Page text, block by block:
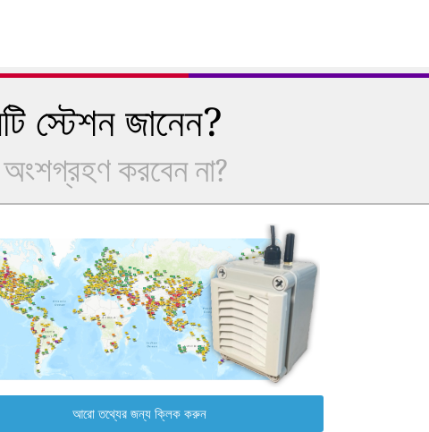
স্টেশন জানেন?
অংশগ্রহণ করবেন না?
আরো তথ্যের জন্য ক্লিক করুন